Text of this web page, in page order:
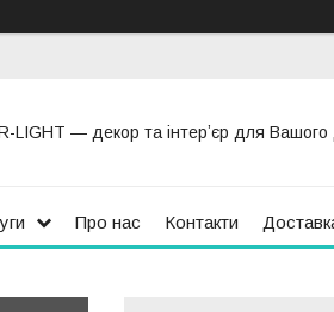
LIGHT — декор та інтерʼєр для
Про нас Контакти